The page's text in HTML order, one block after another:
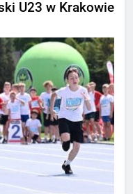
U23 w Krakowie